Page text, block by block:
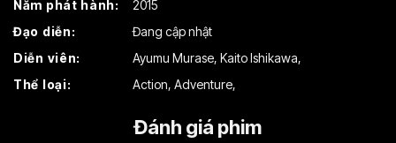
Tập 16
Tập 22 Tập 23
Năm phát hành:
2015
Đạo diễn:
Đang cập nhật
Diễn viên:
Ayumu Murase, Kaito Ishikawa,
Thể loại:
Action, Adventure,
Đánh giá phim